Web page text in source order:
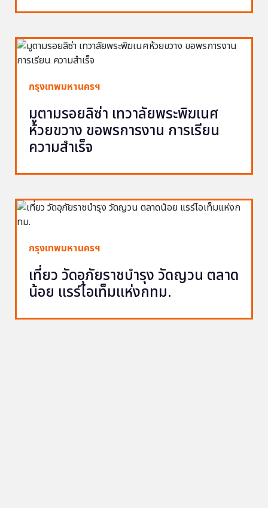
กรุงเทพมหานครฯ
มูตามรอยลิซ่า เทวาลัยพระพิฆเนศ
ห้วยขวาง ขอพรการงาน การเรียน
ความสำเร็จ
กรุงเทพมหานครฯ
เที่ยว วัดอุภัยราชบำรุง วัดญวน ตลาด
น้อย แรร์ไอเท็มแห่งกทม.